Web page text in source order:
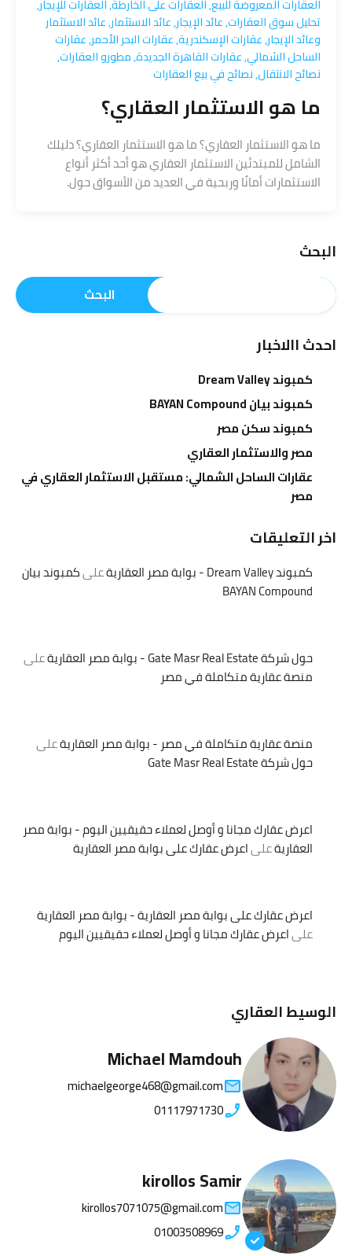
العقارات المعروضة للبيع,العقارات على الخارطة,العقارات للإيجار,
تحليل سوق العقارات,عائد الإيجار,عائد الاستثمار,عائد الاستثمار
وعائد الإيجار,عقارات الإسكندرية,عقارات البحر الأحمر,عقارات
الساحل الشمالي,عقارات القاهرة الجديدة,مطورو العقارات,
نصائح الانتقال,نصائح في بيع العقارات
ما هو الاستثمار العقاري؟
ما هو الاستثمار العقاري؟ ما هو الاستثمار العقاري؟ دليلك
الشامل للمبتدئين الاستثمار العقاري هو أحد أكثر أنواع
الاستثمارات أمانًا وربحية في العديد من الأسواق حول.
البحث
البحث
احدث االاخبار
كمبوند Dream Valley
كمبوند بيان BAYAN Compound
كمبوند سكن مصر
مصر والاستثمار العقاري
عقارات الساحل الشمالي: مستقبل الاستثمار العقاري في
مصر
اخر التعليقات
كمبوند Dream Valley - بوابة مصر العقارية علىكمبوند بيان
BAYAN Compound
حول شركة Gate Masr Real Estate - بوابة مصر العقارية
على
منصة عقارية متكاملة في مصر
منصة عقارية متكاملة في مصر - بوابة مصر العقاريةعلى
حول شركة Gate Masr Real Estate
اعرض عقارك مجانا و أوصل لعملاء حقيقيين اليوم - بوابة مصر
العقاريةعلىاعرض عقارك على بوابة مصر العقارية
اعرض عقارك على بوابة مصر العقارية - بوابة مصر العقارية
علىاعرض عقارك مجانا و أوصل لعملاء حقيقيين اليوم
الوسيط العقاري
Michael Mamdouh
michaelgeorge468@gmail.com
01117971730
kirollos Samir
kirollos7071075@gmail.com
01003508969